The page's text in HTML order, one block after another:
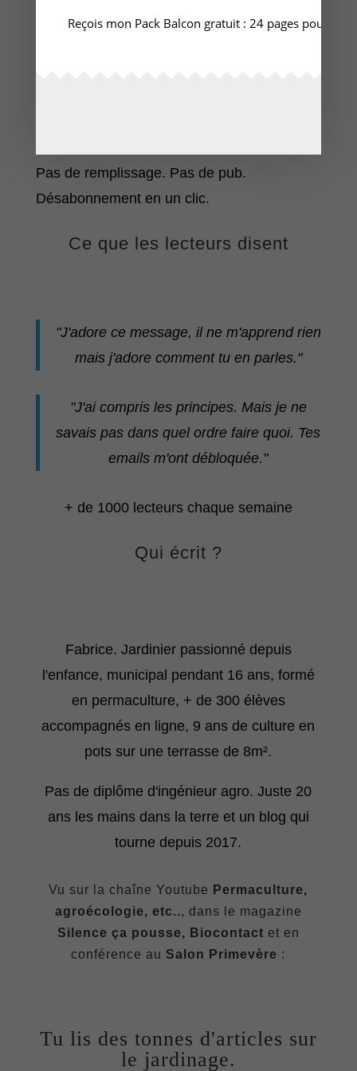
Pas de remplissage. Pas de pub.
Désabonnement en un clic.
Ce que les lecteurs disent
"J'adore ce message, il ne m'apprend rien
mais j'adore comment tu en parles."
"J'ai compris les principes. Mais je ne
savais pas dans quel ordre faire quoi. Tes
emails m'ont débloquée."
+ de 1000 lecteurs chaque semaine
Qui écrit ?
Fabrice. Jardinier passionné depuis
l'enfance, municipal pendant 16 ans, formé
en permaculture, + de 300 élèves
accompagnés en ligne, 9 ans de culture en
pots sur une terrasse de 8m².
Pas de diplôme d'ingénieur agro. Juste 20
ans les mains dans la terre et un blog qui
tourne depuis 2017.
Vu sur la chaîne Youtube Permaculture,
agroécologie, etc.., dans le magazine
Silence ça pousse, Biocontact et en
conférence au Salon Primevère :
Tu lis des tonnes d'articles sur
le jardinage.
Reçois mon Pack Balcon gratuit : 24 pages pour